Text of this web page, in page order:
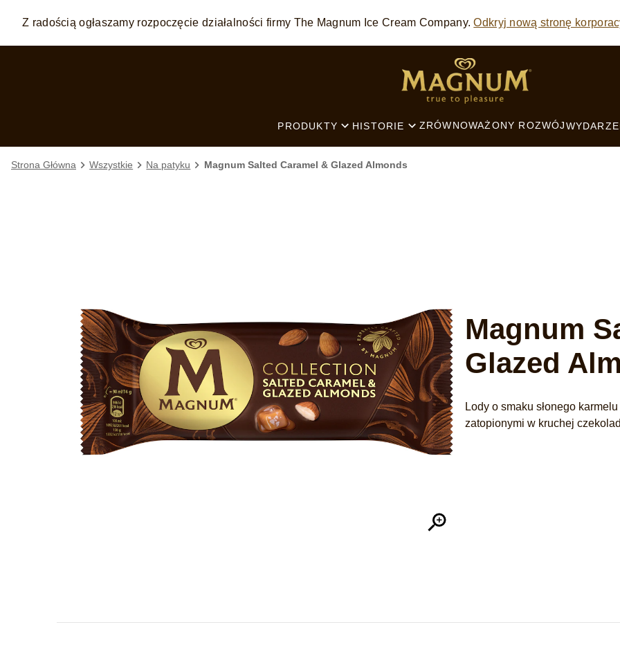
Skip to: MAIN CONTENT FOOTER SEARCH
Z radością ogłaszamy rozpoczęcie działalności firmy The Magnum Ice Cream Company. Odkryj nową stronę
PRODUKTY HISTORIE ZRÓWNOWAŻONY ROZWÓJ
Strona Główna Wszystkie Na patyku Magnum Salted Caramel & Glazed Almonds
Magnum
Glazed
Lody o smaku słonego
zatopionymi w kruchej